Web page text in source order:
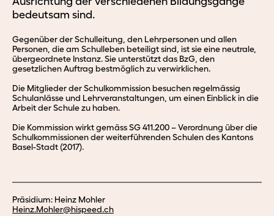
bedeutsam sind.
Gegenüber der Schulleitung, den Lehrpersonen und allen
Personen, die am Schulleben beteiligt sind, ist sie eine neutrale,
übergeordnete Instanz. Sie unterstützt das BzG, den
gesetzlichen Auftrag bestmöglich zu verwirklichen.
Die Mitglieder der Schulkommission besuchen regelmässig
Schulanlässe und Lehrveranstaltungen, um einen Einblick in die
Arbeit der Schule zu haben.
Die Kommission wirkt gemäss SG 411.200 – Verordnung über die
Schulkommissionen der weiterführenden Schulen des Kantons
Basel-Stadt (2017).
Präsidium: Heinz Mohler
Heinz.Mohler@hispeed.ch